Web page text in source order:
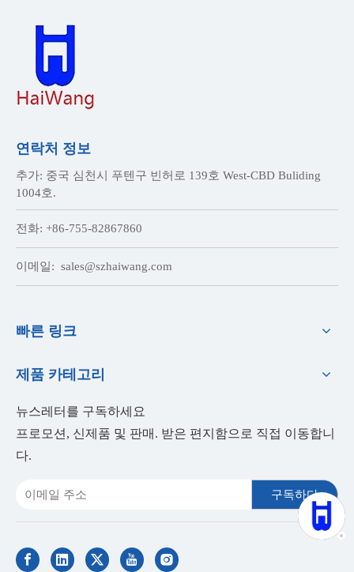
연락처 정보
추가: 중국 심천시 푸텐구 빈허로 139호 West-CBD Buliding
1004호.
전화: +86-755-82867860
이메일: sales@szhaiwang.com
빠른 링크
제품 카테고리
뉴스레터를 구독하세요
프로모션, 신제품 및 판매. 받은 편지함으로 직접 이동합니
다.
구독하다